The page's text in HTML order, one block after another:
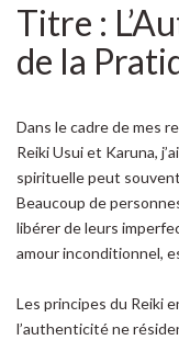
Titre :
de la
Dans le cadre de mes
Reiki Usui et Karuna,
spirituelle peut
Beaucoup de
libérer de leurs
amour inconditionnel,
Les principes du Reiki
l’authenticité ne